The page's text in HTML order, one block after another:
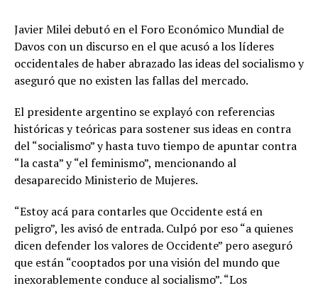
Javier Milei debutó en el Foro Económico Mundial de
Davos con un discurso en el que acusó a los líderes
occidentales de haber abrazado las ideas del socialismo y
aseguró que no existen las fallas del mercado.
El presidente argentino se explayó con referencias
históricas y teóricas para sostener sus ideas en contra
del “socialismo” y hasta tuvo tiempo de apuntar contra
“la casta” y “el feminismo”, mencionando al
desaparecido Ministerio de Mujeres.
“Estoy acá para contarles que Occidente está en
peligro”, les avisó de entrada. Culpó por eso “a quienes
dicen defender los valores de Occidente” pero aseguró
que están “cooptados por una visión del mundo que
inexorablemente conduce al socialismo”. “Los